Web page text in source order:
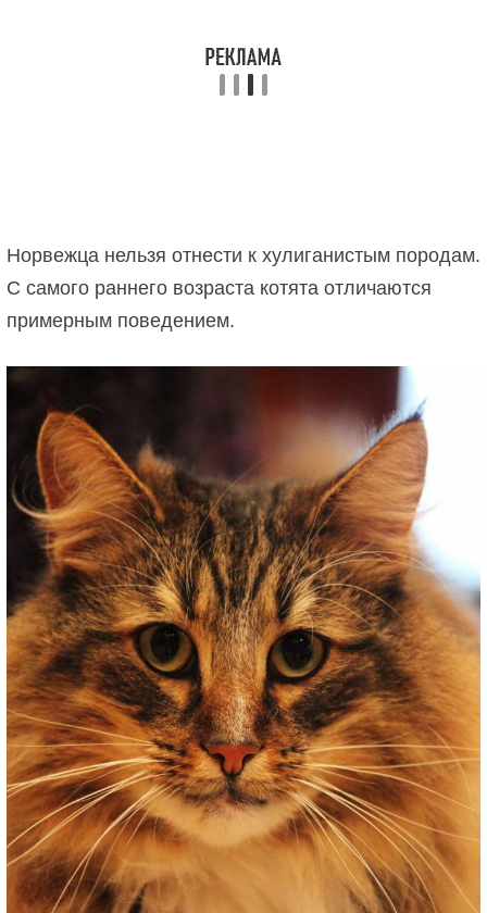
Норвежца нельзя отнести к хулиганистым породам.
С самого раннего возраста котята отличаются
примерным поведением.